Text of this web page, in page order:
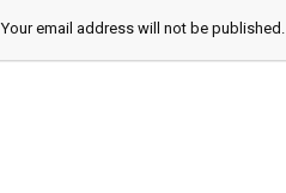
Your email address will not be published.